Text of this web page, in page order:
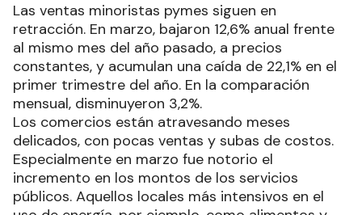
Las ventas minoristas pymes siguen en
retracción. En marzo, bajaron 12,6% anual frente
al mismo mes del año pasado, a precios
constantes, y acumulan una caída de 22,1% en el
primer trimestre del año. En la comparación
mensual, disminuyeron 3,2%.
Los comercios están atravesando meses
delicados, con pocas ventas y subas de costos.
Especialmente en marzo fue notorio el
incremento en los montos de los servicios
públicos. Aquellos locales más intensivos en el